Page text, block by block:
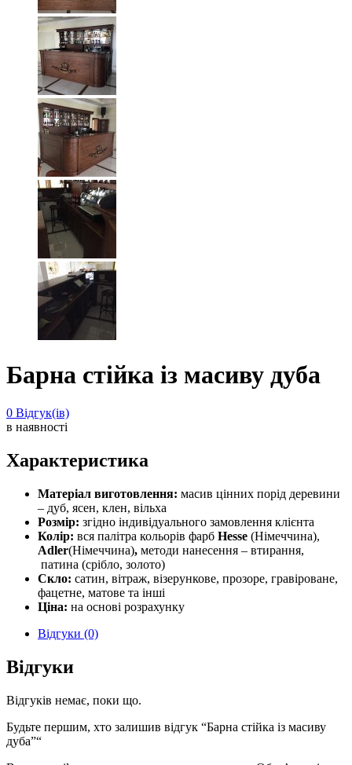
Барна стійка із масиву дуба
0 Відгук(ів)
в наявності
Характеристика
Матеріал виготовлення: масив цінних порід деревини
– дуб, ясен, клен, вільха
Розмір: згідно індивідуального замовлення клієнта
Колір: вся палітра кольорів фарб Hesse (Німеччина),
Adler(Німеччина), методи нанесення – втирання,
патина (срібло, золото)
Скло: сатин, вітраж, візерункове, прозоре, гравіроване,
фацетне, матове та інші
Ціна: на основі розрахунку
Відгуки (0)
Відгуки
Відгуків немає, поки що.
Будьте першим, хто залишив відгук “Барна стійка із масиву
дуба”“